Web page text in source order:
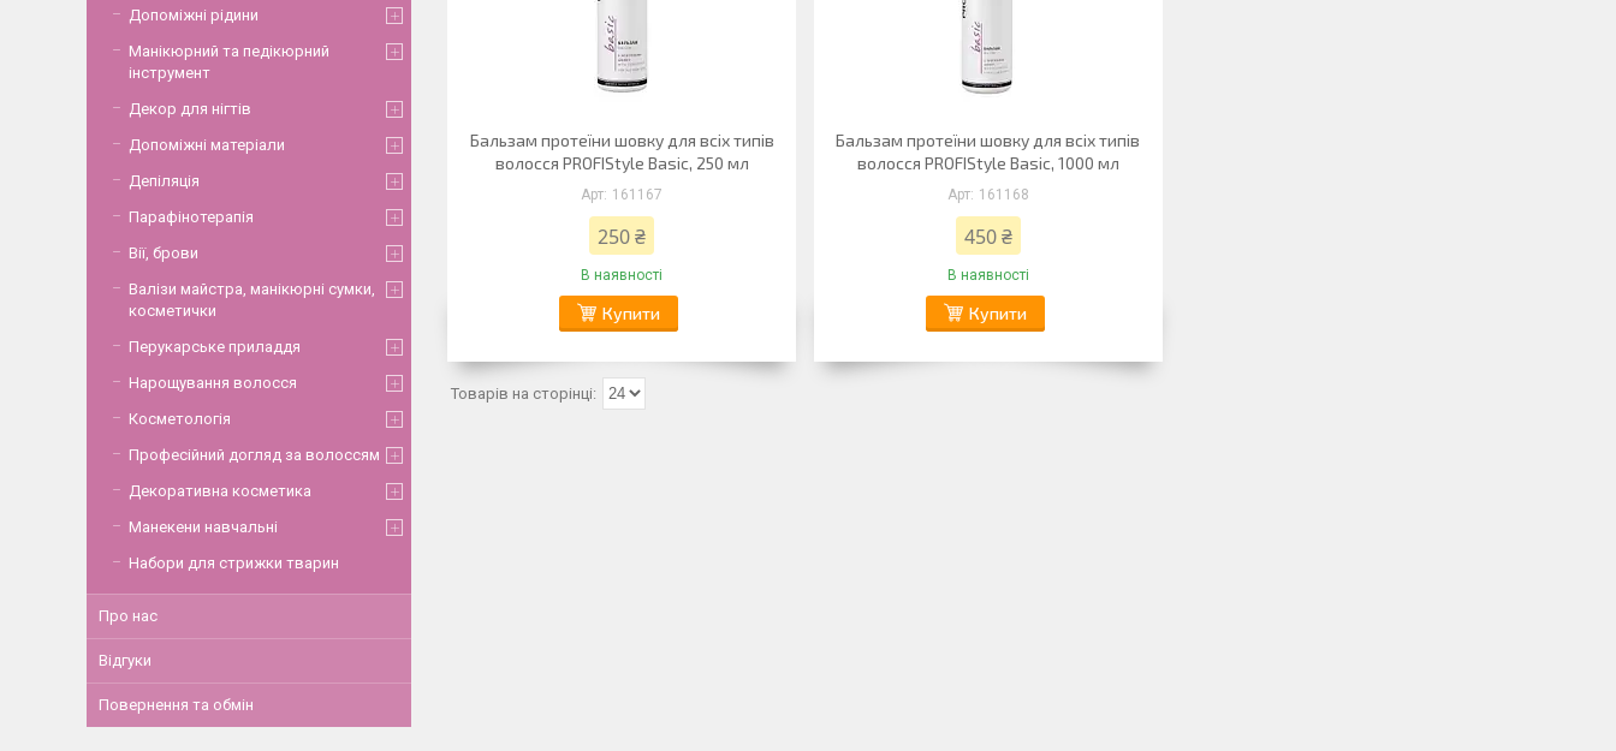
Бальзам протеїни шовку для всіх типів
волосся PROFIStyle Basic, 250 мл
161167
250 ₴
В наявності
Купити
Бальзам протеїни шовку для всіх типів
волосся PROFIStyle Basic, 1000 мл
161168
450 ₴
В наявності
Купити
Допоміжні рідини
Манікюрний та педікюрний
інструмент
Декор для нігтів
Допоміжні матеріали
Депіляція
Парафінотерапія
Вії, брови
Валізи майстра, манікюрні сумки,
косметички
Перукарське приладдя
Нарощування волосся
Косметологія
Професійний догляд за волоссям
Декоративна косметика
Манекени навчальні
Набори для стрижки тварин
Про нас
Відгуки
Повернення та обмін